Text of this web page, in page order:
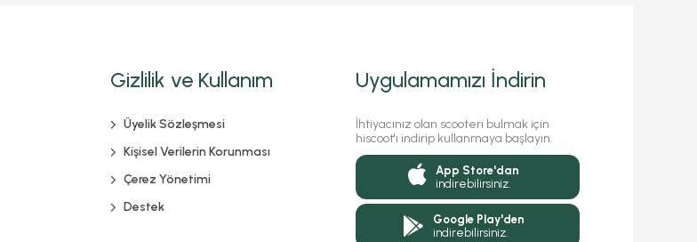
Gizlilik ve Kullanım
Üyelik Sözleşmesi
Kişisel Verilerin Korunması
Çerez Yönetimi
Destek
Uygulamamızı İndirin
İhtiyacınız olan scooteri bulmak için
hiscoot'ı indirip kullanmaya başlayın.
App Store'dan
indirebilirsiniz.
Google Play'den
indirebilirsiniz.